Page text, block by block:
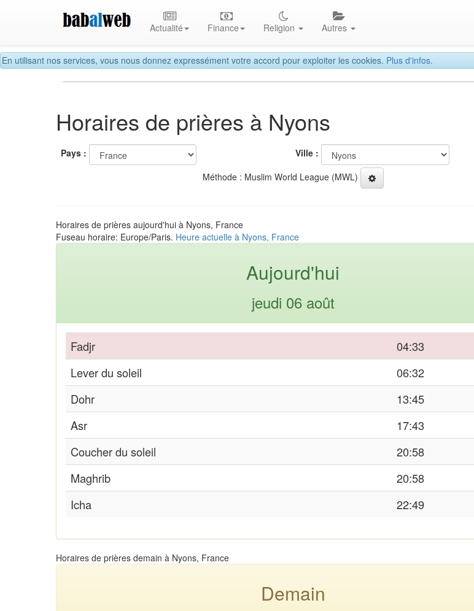
En utilisant nos services, vous nous donnez expressément votre accord pour exploiter les cookies. Plus d'infos.
Actualité Finance Religion Autres
Horaires de prières à Nyons
Pays :
Ville :
Méthode : Muslim World League (MWL)
Horaires de prières aujourd'hui à Nyons, France
Fuseau horaire: Europe/Paris. Heure actuelle à Nyons, France
Aujourd'hui
jeudi 06 août
Fadjr
04:33
Lever du soleil
06:32
Dohr
13:45
Asr
17:43
Coucher du soleil
20:58
Maghrib
20:58
Icha
22:49
Horaires de prières demain à Nyons, France
Demain